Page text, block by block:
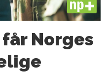
PLUS
Norges